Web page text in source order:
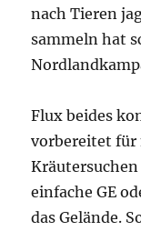
nach Tieren
sammeln hat
Flux beides
vorbereitet für
Kräutersuchen
einfache GE
das Gelände.